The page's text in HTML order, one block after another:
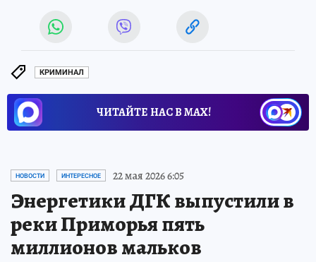
КРИМИНАЛ
ЧИТАЙТЕ НАС В МАХ!
НОВОСТИ ИНТЕРЕСНОЕ 22 мая 2026 6:05
Энергетики ДГК выпустили в
реки Приморья пять
миллионов мальков